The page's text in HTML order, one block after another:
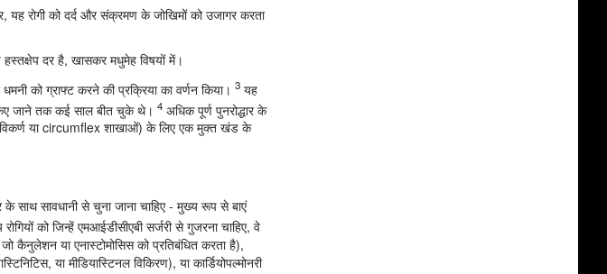
यह रोगी को दर्द और संक्रमण के जोखिमों को उजागर करता
दर है, खासकर मधुमेह विषयों में।
को ग्राफ्ट करने की प्रक्रिया का वर्णन किया। 3 यह
किए जाने तक कई साल बीत चुके थे। 4 अधिक पूर्ण पुनरोद्धार के
या circumflex शाखाओं) के लिए एक मुक्त खंड के
के साथ सावधानी से चुना जाना चाहिए - मुख्य रूप से बाएं
को जिन्हें एमआईडीसीएबी सर्जरी से गुजरना चाहिए, वे
कैनुलेशन या एनास्टोमोसिस को प्रतिबंधित करता है),
या मीडियास्टिनल विकिरण), या कार्डियोपल्मोनरी